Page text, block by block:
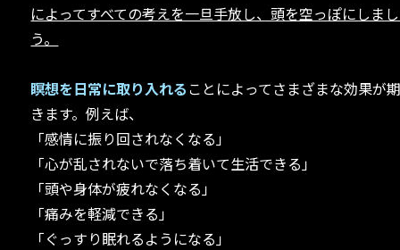
によってすべての考えを一旦手放し、頭を空っぽにしま
う。
瞑想を日常に取り入れることによってさまざまな効果が
きます。例えば、
「感情に振り回されなくなる」
「心が乱されないで落ち着いて生活できる」
「頭や身体が疲れなくなる」
「痛みを軽減できる」
「ぐっすり眠れるようになる」